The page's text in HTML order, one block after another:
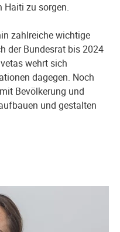
Haiti zu sorgen.
zahlreiche wichtige
der Bundesrat bis 2024
wehrt sich
dagegen. Noch
Bevölkerung und
und gestalten